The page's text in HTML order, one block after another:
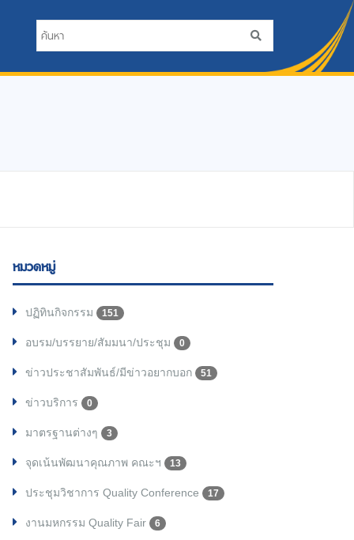
หมวดหมู่
ปฏิทินกิจกรรม 151
อบรม/บรรยาย/สัมมนา/ประชุม 0
ข่าวประชาสัมพันธ์/มีข่าวอยากบอก 51
ข่าวบริการ 0
มาตรฐานต่างๆ 3
จุดเน้นพัฒนาคุณภาพ คณะฯ 13
ประชุมวิชาการ Quality Conference 17
งานมหกรรม Quality Fair 6